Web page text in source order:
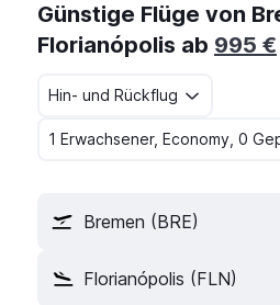
Günstige Flüge von
Florianópolis ab 995 €
Hin- und Rückflug
1 Erwachsener, Economy, 0
Bremen (BRE)
Florianópolis (FLN)